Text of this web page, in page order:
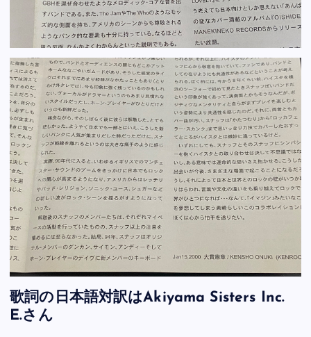
歌詞の日本語対訳はAkiyama Sisters Inc.
E.さん